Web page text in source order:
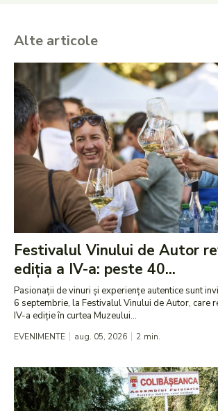
Alte articole
Festivalul Vinului de Autor
ediția a IV-a: peste 40...
Pasionații de vinuri și experiențe autentice sunt
6 septembrie, la Festivalul Vinului de Autor, care
IV-a ediție în curtea Muzeului...
EVENIMENTE aug. 05, 2026 2 min.